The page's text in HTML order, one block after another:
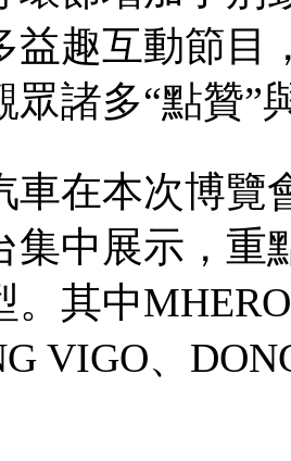
益趣互動節目
眾諸多“點贊”
本次博覽
集中展示，重
。其中
VIGO、